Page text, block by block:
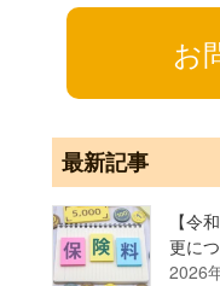
お
最新記事
【令
更に
2026